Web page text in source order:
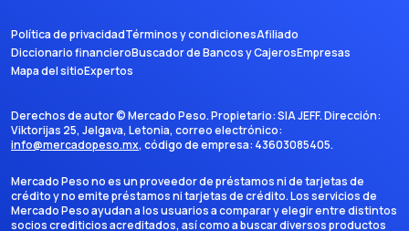
Política de privacidadTérminos y condicionesAfiliado
Diccionario financieroBuscador de Bancos y CajerosEmpresas
Mapa del sitioExpertos
Derechos de autor ©Mercado Peso. Propietario:SIA JEFF. Dirección:
Viktorijas 25, Jelgava, Letonia, correo electrónico:
info@mercadopeso.mx, código de empresa: 43603085405.
Mercado Peso no es un proveedor de préstamos ni de tarjetas de
crédito y no emite préstamos ni tarjetas de crédito. Los servicios de
Mercado Peso ayudan a los usuarios a comparar y elegir entre distintos
socios crediticios acreditados, así como a buscar diversos productos